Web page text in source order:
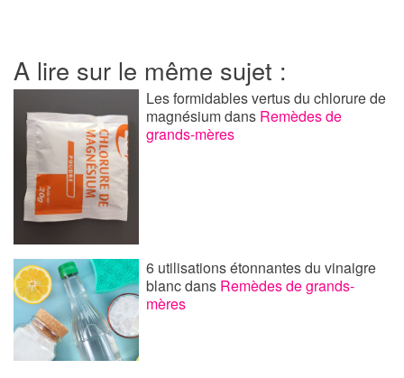
A lire sur le même sujet :
Les formidables vertus du chlorure de
magnésiumdans Remèdes de
grands-mères
6 utilisations étonnantes du vinaigre
blancdans Remèdes de grands-
mères